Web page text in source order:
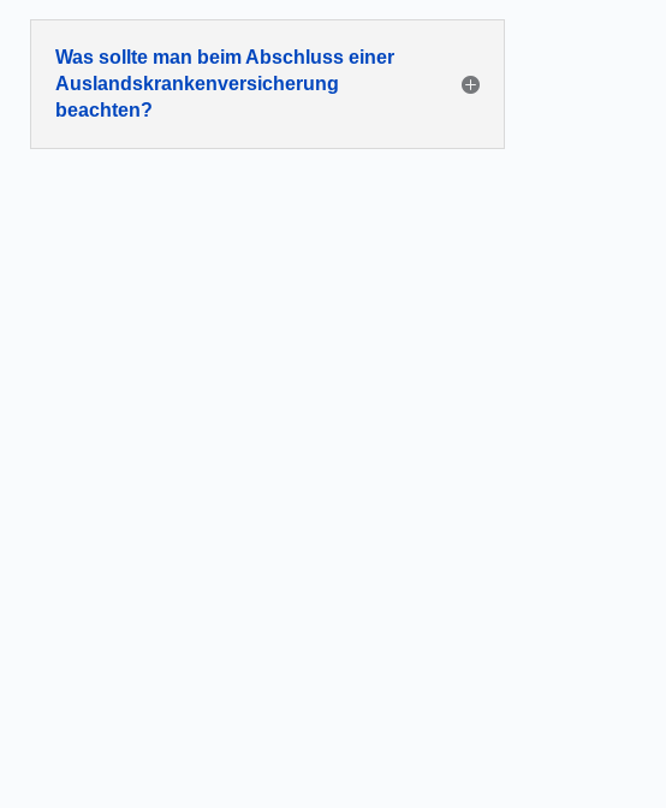
Was sollte man beim Abschluss einer
Auslandskrankenversicherung
beachten?